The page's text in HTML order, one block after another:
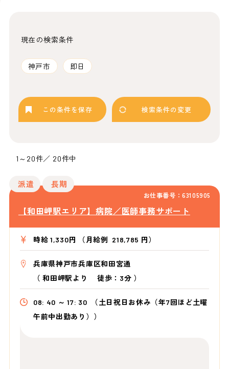
現在の検索条件
神戸市 即日
この条件を保存 検索条件の変更
1～20件／ 20件中
お仕事番号：63105905
派遣 長期
【和田岬駅エリア】病院／医師事務サポート
時給 1,330円 （月給例 218,785 円）
兵庫県神戸市兵庫区和田宮通
（和田岬駅より 徒歩：3分 ）
08: 40 ～ 17: 30
（土日祝日お休み（年7回ほど土曜
午前中出勤あり））